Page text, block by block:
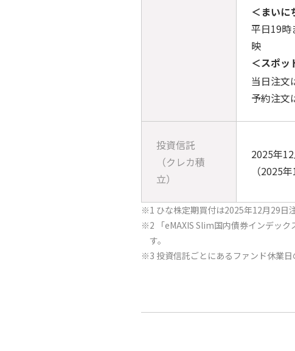
＜まいに
平日19時
映
＜スポッ
当日注文
予約注文
投資信託
（クレカ積
立）
2025年
（2025
※1 ひな株定期買付は2025年12月29日
※2 「eMAXIS Slim国内債券インデッ
す。
※3 投資信託ごとにあるファンド休業日